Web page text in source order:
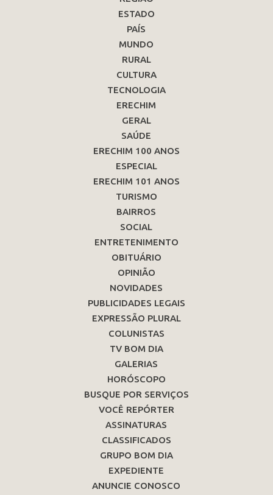
ESTADO
PAÍS
MUNDO
RURAL
CULTURA
TECNOLOGIA
ERECHIM
GERAL
SAÚDE
ERECHIM 100 ANOS
ESPECIAL
ERECHIM 101 ANOS
TURISMO
BAIRROS
SOCIAL
ENTRETENIMENTO
OBITUÁRIO
OPINIÃO
NOVIDADES
PUBLICIDADES LEGAIS
EXPRESSÃO PLURAL
COLUNISTAS
TV BOM DIA
GALERIAS
HORÓSCOPO
BUSQUE POR SERVIÇOS
VOCÊ REPÓRTER
ASSINATURAS
CLASSIFICADOS
GRUPO BOM DIA
EXPEDIENTE
ANUNCIE CONOSCO